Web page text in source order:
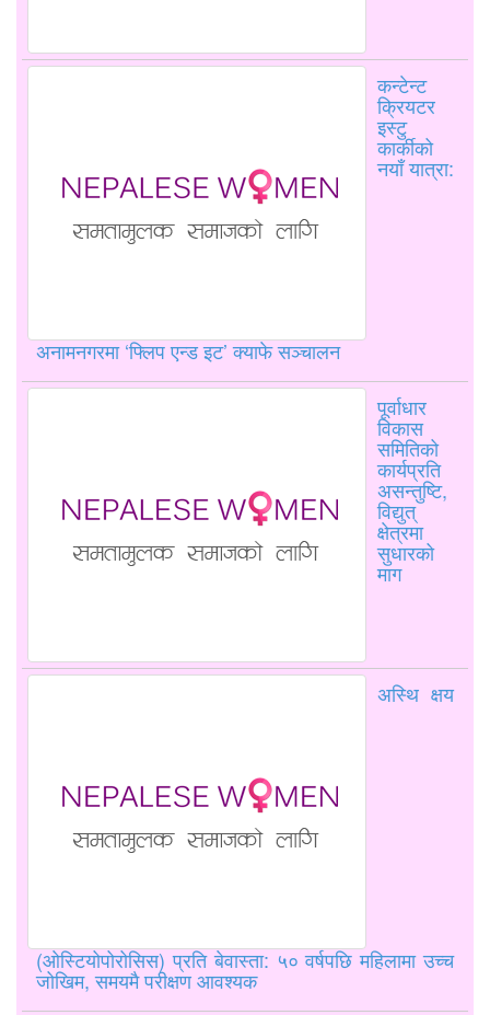
कन्टेन्ट
क्रियटर
इस्टु
कार्कीको
नयाँ यात्रा:
अनामनगरमा ‘फ्लिप एन्ड इट’ क्याफे सञ्चालन
पूर्वाधार
विकास
समितिको
कार्यप्रति
असन्तुष्टि,
विद्युत्
क्षेत्रमा
सुधारको
माग
अस्थि क्षय
(ओस्टियोपोरोसिस) प्रति बेवास्ता: ५० वर्षपछि महिलामा उच्च
जोखिम, समयमै परीक्षण आवश्यक